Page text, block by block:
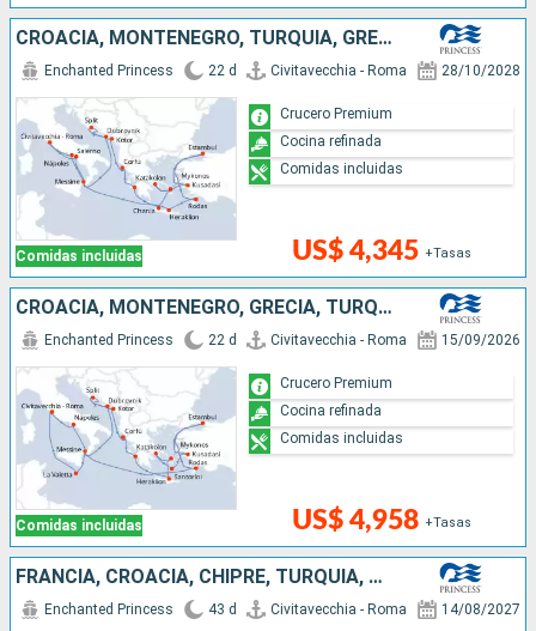
CROACIA, MONTENEGRO, TURQUÍA, GRECIA, ITALIA
Comidas incluidas
Enchanted Princess 22 d Civitavecchia - Roma 28/10/2028
US$ 4,345 +Tasas
Crucero Premium
Cocina refinada
Comidas incluidas
CROACIA, MONTENEGRO, GRECIA, TURQUÍA, ITALIA, MALTA
Comidas incluidas
Enchanted Princess 22 d Civitavecchia - Roma 15/09/2026
US$ 4,958 +Tasas
Crucero Premium
Cocina refinada
Comidas incluidas
FRANCIA, CROACIA, CHIPRE, TURQUÍA, GRECIA, MALTA, MONTENEGRO, ITALIA
Enchanted Princess 43 d Civitavecchia - Roma 14/08/2027